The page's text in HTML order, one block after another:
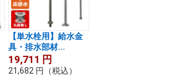
【単水栓用】給水金
具・排水部材...
19,711 円
21,682 円 （税込）